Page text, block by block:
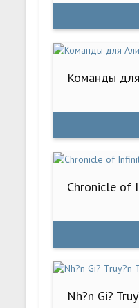
Команды
Chronicle of
Nh?n Gi?